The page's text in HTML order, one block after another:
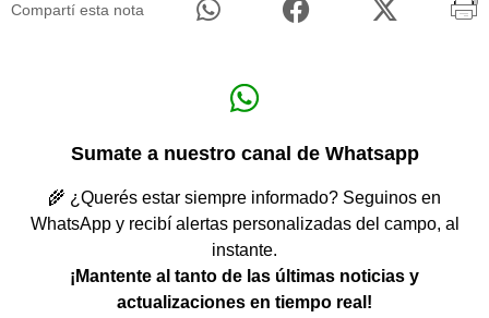
Compartí esta nota
Sumate a nuestro canal de Whatsapp
🌾 ¿Querés estar siempre informado? Seguinos en
WhatsApp y recibí alertas personalizadas del campo, al
instante.
¡Mantente al tanto de las últimas noticias y
actualizaciones en tiempo real!